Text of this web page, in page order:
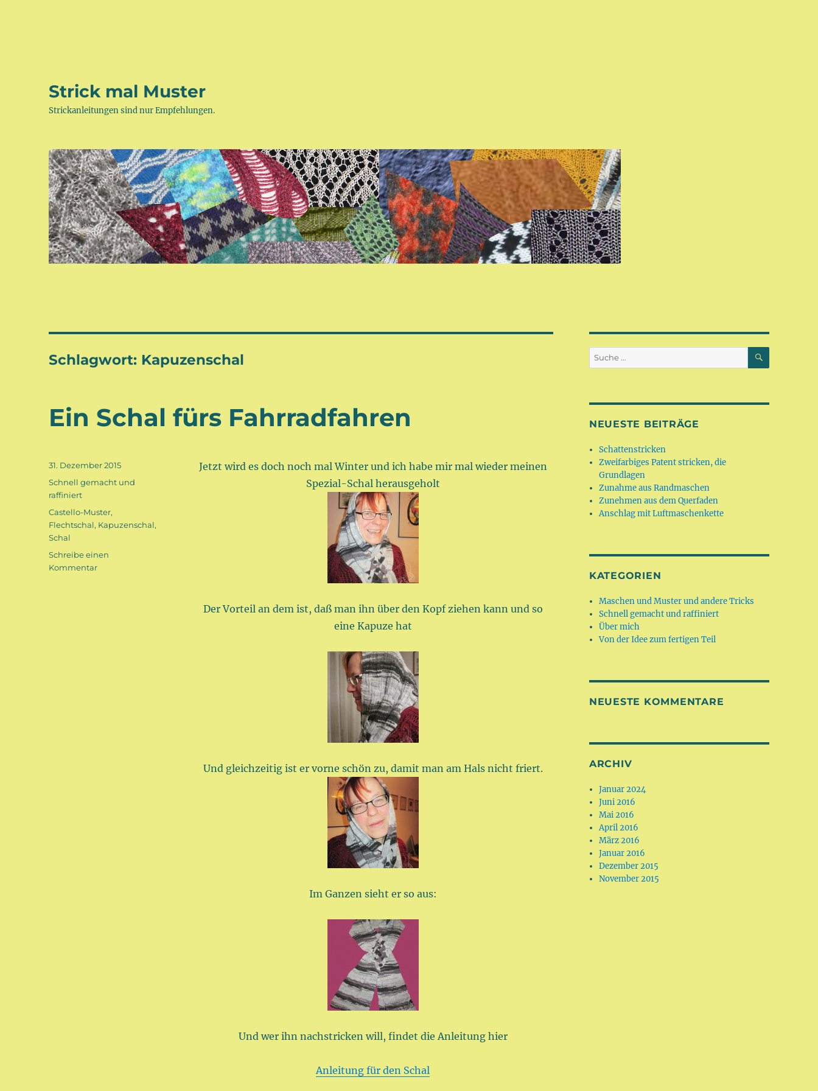
Strick mal Muster
Strickanleitungen sind nur Empfehlungen.
Schlagwort: Kapuzenschal
Ein Schal fürs Fahrradfahren
Jetzt wird es doch noch mal Winter und ich habe mir mal wieder meinen
Spezial-Schal herausgeholt
Der Vorteil an dem ist, daß man ihn über den Kopf ziehen kann und so
eine Kapuze hat
Und gleichzeitig ist er vorne schön zu, damit man am Hals nicht friert.
Im Ganzen sieht er so aus:
Und wer ihn nachstricken will, findet die Anleitung hier
Anleitung für den Schal
Veröffentlicht
am
31. Dezember 2015
Kategorien
Schnell gemacht und
raffiniert
Schlagwörter
Castello-Muster,
Flechtschal, Kapuzenschal,
Schal
Schreibe einen
Kommentarzu
Suche
nach:
SUCHEN
NEUESTE BEITRÄGE
Schattenstricken
Zweifarbiges Patent stricken, die
Grundlagen
Zunahme aus Randmaschen
Zunehmen aus dem Querfaden
Anschlag mit Luftmaschenkette
KATEGORIEN
Maschen und Muster und andere Tricks
Schnell gemacht und raffiniert
Über mich
Von der Idee zum fertigen Teil
NEUESTE KOMMENTARE
ARCHIV
Januar 2024
Juni 2016
Mai 2016
April 2016
März 2016
Januar 2016
Dezember 2015
November 2015